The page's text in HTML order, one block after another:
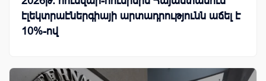
էլեկտրաէներգիայի արտադրությունն աճել է
10%-ով